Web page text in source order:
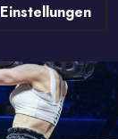
Einstellungen